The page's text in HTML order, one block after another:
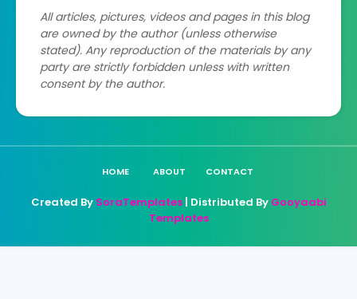
All articles, pictures, videos and pages in this blog
are owned by the author (unless otherwise
stated). Any reproduction of the materials by any
party are strictly forbidden unless with written
consent by the author.
HOME ABOUT CONTACT
Created By SoraTemplates| Distributed By Gooyaabi
Templates